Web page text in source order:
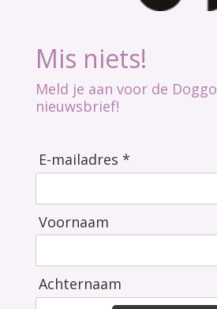
Mis niets!
Meld je aan voor de Doggo
nieuwsbrief!
E-mailadres *
Voornaam
Achternaam